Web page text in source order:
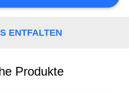
ENTFALTEN
Produkte